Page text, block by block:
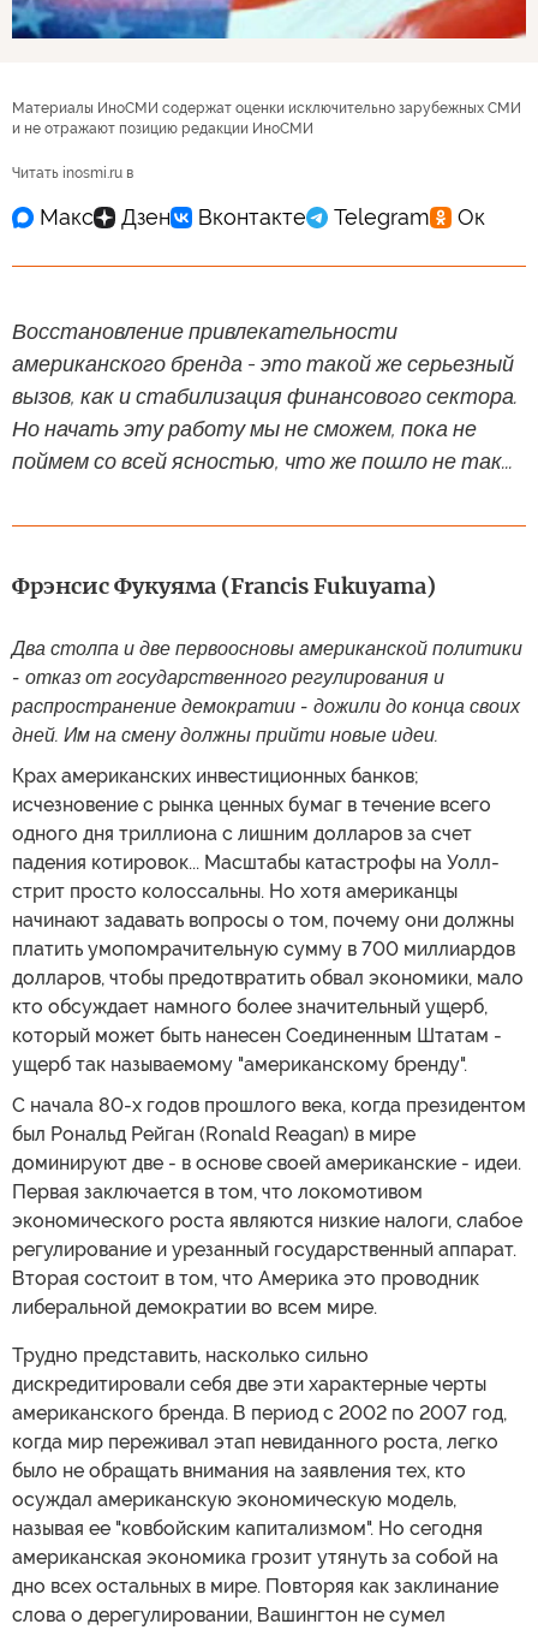
Материалы ИноСМИ содержат оценки исключительно зарубежных СМИ
и не отражают позицию редакции ИноСМИ
Читать inosmi.ru в
Восстановление привлекательности
американского бренда - это такой же серьезный
вызов, как и стабилизация финансового сектора.
Но начать эту работу мы не сможем, пока не
поймем со всей ясностью, что же пошло не так...
Фрэнсис Фукуяма (Francis Fukuyama)
Два столпа и две первоосновы американской политики
- отказ от государственного регулирования и
распространение демократии - дожили до конца своих
дней. Им на смену должны прийти новые идеи.
Крах американских инвестиционных банков;
исчезновение с рынка ценных бумаг в течение всего
одного дня триллиона с лишним долларов за счет
падения котировок... Масштабы катастрофы на Уолл-
стрит просто колоссальны. Но хотя американцы
начинают задавать вопросы о том, почему они должны
платить умопомрачительную сумму в 700 миллиардов
долларов, чтобы предотвратить обвал экономики, мало
кто обсуждает намного более значительный ущерб,
который может быть нанесен Соединенным Штатам -
ущерб так называемому "американскому бренду".
С начала 80-х годов прошлого века, когда президентом
был Рональд Рейган (Ronald Reagan) в мире
доминируют две - в основе своей американские - идеи.
Первая заключается в том, что локомотивом
экономического роста являются низкие налоги, слабое
регулирование и урезанный государственный аппарат.
Вторая состоит в том, что Америка это проводник
либеральной демократии во всем мире.
Трудно представить, насколько сильно
дискредитировали себя две эти характерные черты
американского бренда. В период с 2002 по 2007 год,
когда мир переживал этап невиданного роста, легко
было не обращать внимания на заявления тех, кто
осуждал американскую экономическую модель,
называя ее "ковбойским капитализмом". Но сегодня
американская экономика грозит утянуть за собой на
дно всех остальных в мире. Повторяя как заклинание
слова о дерегулировании, Вашингтон не сумел